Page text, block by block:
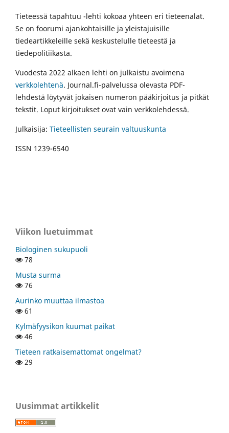
Tieteessä tapahtuu -lehti kokoaa yhteen eri tieteenalat.
Se on foorumi ajankohtaisille ja yleistajuisille
tiedeartikkeleille sekä keskustelulle tieteestä ja
tiedepolitiikasta.
Vuodesta 2022 alkaen lehti on julkaistu avoimena
verkkolehtenä. Journal.fi-palvelussa olevasta PDF-
lehdestä löytyvät jokaisen numeron pääkirjoitus ja pitkät
tekstit. Loput kirjoitukset ovat vain verkkolehdessä.
Julkaisija: Tieteellisten seurain valtuuskunta
ISSN 1239-6540
Viikon luetuimmat
Biologinen sukupuoli
78
Musta surma
76
Aurinko muuttaa ilmastoa
61
Kylmäfyysikon kuumat paikat
46
Tieteen ratkaisemattomat ongelmat?
29
Uusimmat artikkelit